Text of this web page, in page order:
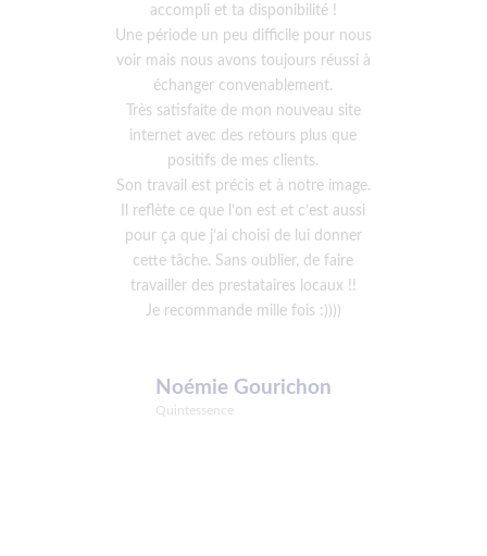
accompli et ta disponibilité !
Une période un peu difficile pour nous
voir mais nous avons toujours réussi à
échanger convenablement.
Très satisfaite de mon nouveau site
internet avec des retours plus que
positifs de mes clients.
Son travail est précis et à notre image.
Il reflète ce que l’on est et c’est aussi
pour ça que j’ai choisi de lui donner
cette tâche. Sans oublier, de faire
travailler des prestataires locaux !!
Je recommande mille fois :))))
Noémie Gourichon
Quintessence